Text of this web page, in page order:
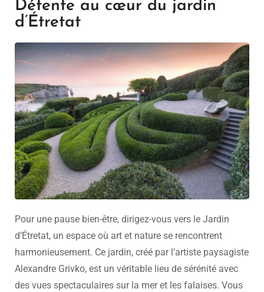
Détente au cœur du jardin
d’Étretat
Pour une pause bien-être, dirigez-vous vers le Jardin
d’Étretat, un espace où art et nature se rencontrent
harmonieusement. Ce jardin, créé par l’artiste paysagiste
Alexandre Grivko, est un véritable lieu de sérénité avec
des vues spectaculaires sur la mer et les falaises. Vous